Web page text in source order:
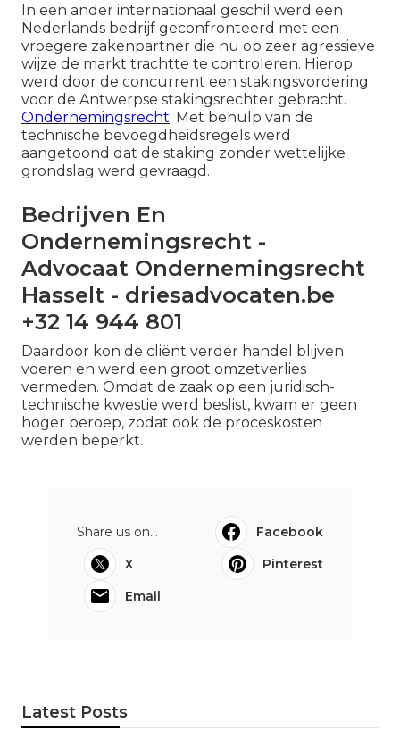
In een ander internationaal geschil werd een
Nederlands bedrijf geconfronteerd met een
vroegere zakenpartner die nu op zeer agressieve
wijze de markt trachtte te controleren. Hierop
werd door de concurrent een stakingsvordering
voor de Antwerpse stakingsrechter gebracht.
Ondernemingsrecht. Met behulp van de
technische bevoegdheidsregels werd
aangetoond dat de staking zonder wettelijke
grondslag werd gevraagd.
Bedrijven En
Ondernemingsrecht -
Advocaat Ondernemingsrecht
Hasselt - driesadvocaten.be
+32 14 944 801
Daardoor kon de cliënt verder handel blijven
voeren en werd een groot omzetverlies
vermeden. Omdat de zaak op een juridisch-
technische kwestie werd beslist, kwam er geen
hoger beroep, zodat ook de proceskosten
werden beperkt.
Share us on...
Facebook
X
Pinterest
Email
Latest Posts